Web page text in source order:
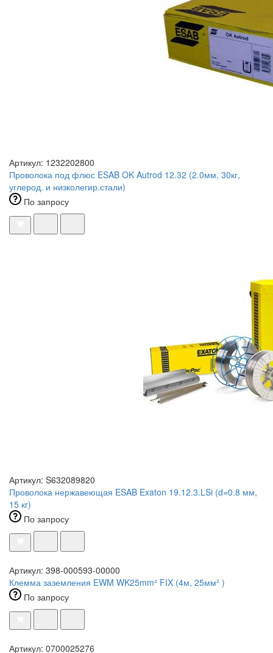
Артикул: 1232202800
Проволока под флюс ESAB OK Autrod 12.32 (2.0мм, 30кг,
углерод. и низколегир.стали)
По запросу
Артикул: S632089820
Проволока нержавеющая ESAB Exaton 19.12.3.LSi (d=0.8 мм,
15 кг)
По запросу
Артикул: 398-000593-00000
Клемма заземления EWM WK25mm² FIX (4м, 25мм² )
По запросу
Артикул: 0700025276